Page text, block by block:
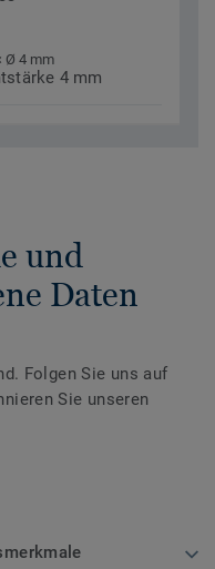
Ø 4 mm
4 mm
und
Daten
Folgen Sie uns auf
Sie unseren